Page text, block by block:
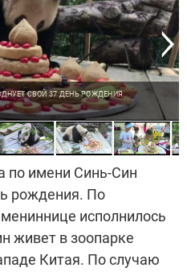
СВОЙ 37 ДЕНЬ РОЖДЕНИЯ
по имени Синь-Син
рождения. По
исполнилось
живет в зоопарке
Китая. По случаю